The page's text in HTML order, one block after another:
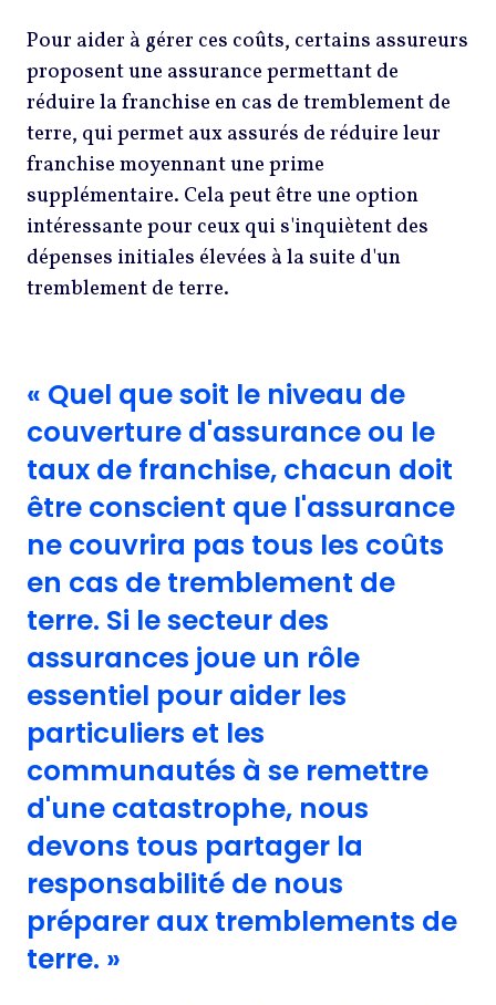
Pour aider à gérer ces coûts, certains assureurs
proposent une assurance permettant de
réduire la franchise en cas de tremblement de
terre, qui permet aux assurés de réduire leur
franchise moyennant une prime
supplémentaire. Cela peut être une option
intéressante pour ceux qui s'inquiètent des
dépenses initiales élevées à la suite d'un
tremblement de terre.
« Quel que soit le niveau de
couverture d'assurance ou le
taux de franchise, chacun doit
être conscient que l'assurance
ne couvrira pas tous les coûts
en cas de tremblement de
terre. Si le secteur des
assurances joue un rôle
essentiel pour aider les
particuliers et les
communautés à se remettre
d'une catastrophe, nous
devons tous partager la
responsabilité de nous
préparer aux tremblements de
terre. »